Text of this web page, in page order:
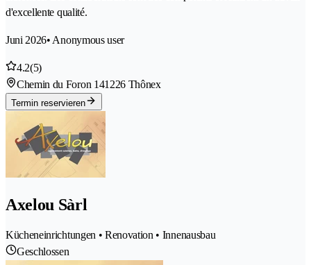
d'excellente qualité.
Juni 2026• Anonymous user
4.2(5)
Chemin du Foron 141226 Thônex
Termin reservieren
Axelou Sàrl
Kücheneinrichtungen • Renovation • Innenausbau
Geschlossen